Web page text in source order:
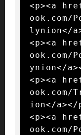
<p><a
ook.com/
lynion</
<p><a
ook.com/
ynion</
<p><a
ook.com/
ion</a></
<p><a
ook.com/